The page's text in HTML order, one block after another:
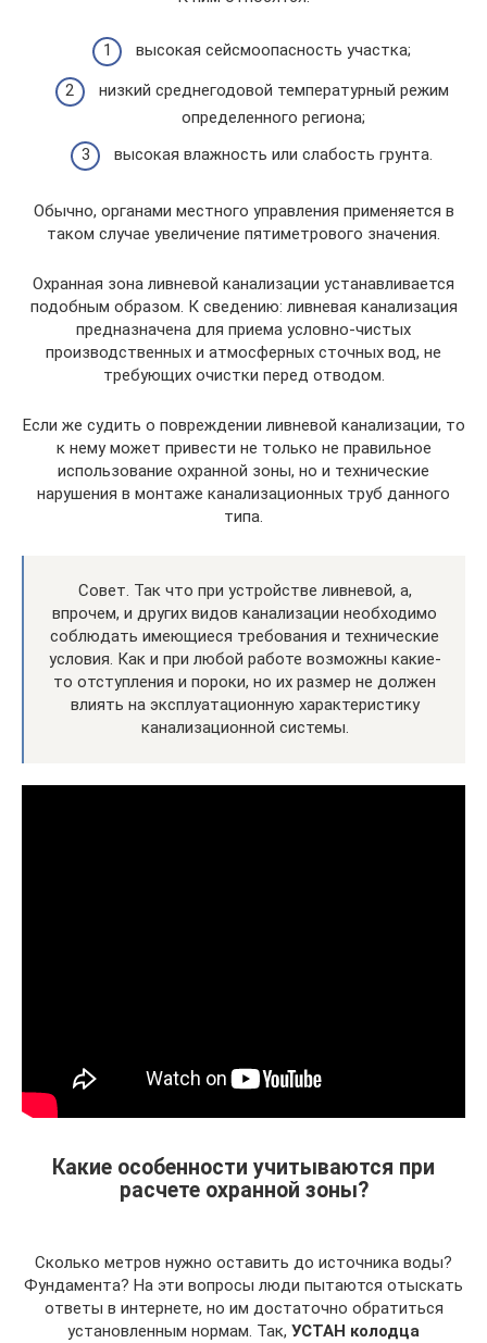
высокая сейсмоопасность участка;
низкий среднегодовой температурный режим
определенного региона;
высокая влажность или слабость грунта.
Обычно, органами местного управления применяется в
таком случае увеличение пятиметрового значения.
Охранная зона ливневой канализации устанавливается
подобным образом. К сведению: ливневая канализация
предназначена для приема условно-чистых
производственных и атмосферных сточных вод, не
требующих очистки перед отводом.
Если же судить о повреждении ливневой канализации, то
к нему может привести не только не правильное
использование охранной зоны, но и технические
нарушения в монтаже канализационных труб данного
типа.
Совет. Так что при устройстве ливневой, а,
впрочем, и других видов канализации необходимо
соблюдать имеющиеся требования и технические
условия. Как и при любой работе возможны какие-
то отступления и пороки, но их размер не должен
влиять на эксплуатационную характеристику
канализационной системы.
Какие особенности учитываются при
расчете охранной зоны?
Сколько метров нужно оставить до источника воды?
Фундамента? На эти вопросы люди пытаются отыскать
ответы в интернете, но им достаточно обратиться
установленным нормам. Так, УСТАН колодца